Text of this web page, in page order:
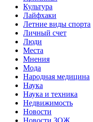
Культура
Лайфхаки
Летние виды спорта
Личный счет
Люди
Места
Мнения
Мода
Народная медицина
Наука
Наука и техника
Недвижимость
Новости
Новости ЗОЖ